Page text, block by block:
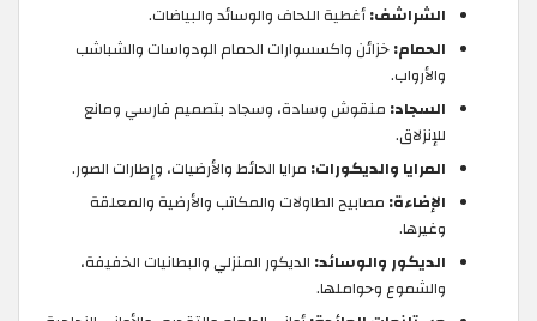
الشراشف:أغطية اللحاف والوسائد والبياضات.
الحمام:خزائن واكسسوارات الحمام الودواسات والشباشب
والأرواب.
السجاد: منقوش وسادة، وسجاد بتصميم فارسي ومانع
للإنزلاق.
المرايا والديكورات: مرايا الحائط والأرضيات، وإطارات الصور.
الإضاءة: مصابيح الطاولات والمكاتب والأرضية والمعلقة
وغيرها.
الديكور والوسائد: الديكور المنزلي والبطانيات الخفيفة،
والشموع وحواملها.